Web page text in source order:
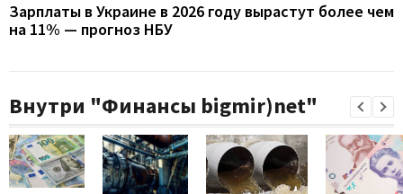
Зарплаты в Украине в 2026 году вырастут более чем
на 11% — прогноз НБУ
Внутри "Финансы bigmir)net"